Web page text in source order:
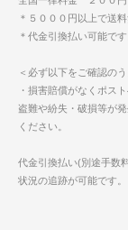
＊５０００円以上で送
＊代金引換払い可能です
＜必ず以下をご確認の
・損害賠償がなくポス
盗難や紛失・破損等が
ください。
代金引換払い(別途手数
状況の追跡が可能です。